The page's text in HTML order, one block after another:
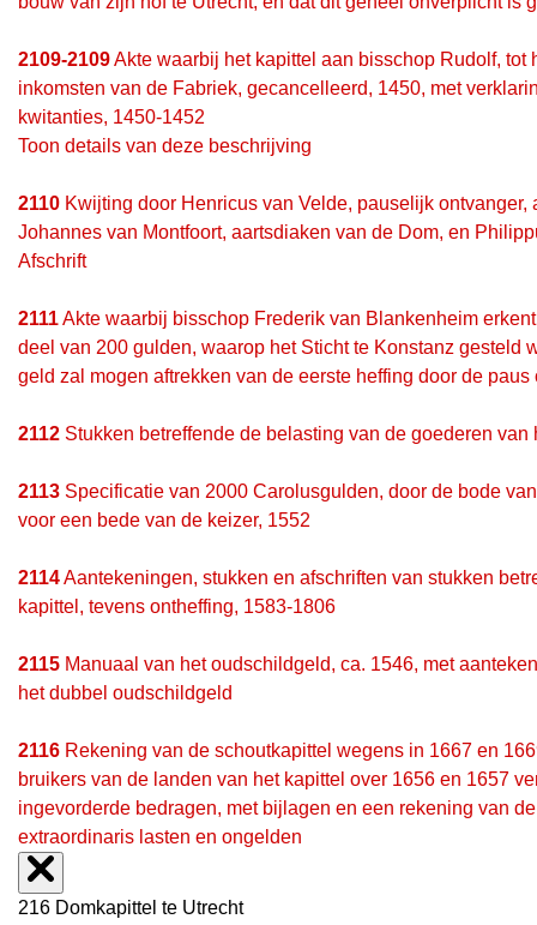
2109-2109Akte waarbij het kapittel aan bisschop Rudolf,
inkomsten van de Fabriek, gecancelleerd, 1450, met
kwitanties, 1450-1452
Toon details van deze beschrijving
2110 Kwijting door Henricus van Velde, pauselijk
Johannes van Montfoort, aartsdiaken van de Dom, en
Afschrift
2111Akte waarbij bisschop Frederik van Blankenheim
deel van 200 gulden, waarop het Sticht te Konstanz gesteld
geld zal mogen aftrekken van de eerste heffing door de
2112 Stukken betreffende de belasting van de goederen
2113 Specificatie van 2000 Carolusgulden, door de bode
voor een bede van de keizer, 1552
2114Aantekeningen, stukken en afschriften van stukken
kapittel, tevens ontheffing, 1583-1806
2115 Manuaal van het oudschildgeld, ca. 1546, met
het dubbel oudschildgeld
2116 Rekening van de schoutkapittel wegens in 1667 en
bruikers van de landen van het kapittel over 1656 en 1657
ingevorderde bedragen, met bijlagen en een rekening van
extraordinaris lasten en ongelden
216 Domkapittel te Utrecht